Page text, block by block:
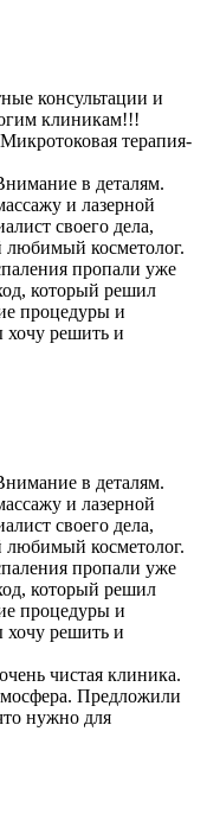
консультации и
клиникам!!!
терапия-
в деталям.
и лазерной
своего дела,
любимый косметолог.
пропали уже
который решил
процедуры и
хочу решить и
в деталям.
и лазерной
своего дела,
любимый косметолог.
пропали уже
который решил
процедуры и
хочу решить и
чистая клиника.
Предложили
нужно для